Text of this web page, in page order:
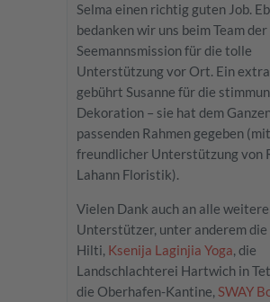
Selma einen richtig guten Job.
bedanken wir uns beim Team der
Seemannsmission für die tolle
Unterstützung vor Ort. Ein
gebührt Susanne für die
Dekoration – sie hat dem
passenden Rahmen gegeben (mit
freundlicher Unterstützung von
Lahann Floristik).
Vielen Dank auch an alle
Unterstützer, unter anderem die
Hilti, Ksenija Laginjia Yoga, die
Landschlachterei Hartwich in
die Oberhafen-Kantine, SWAY